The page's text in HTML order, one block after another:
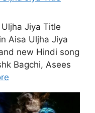
Jiya Title
Aisa Uljha Jiya
new Hindi song
Bagchi, Asees